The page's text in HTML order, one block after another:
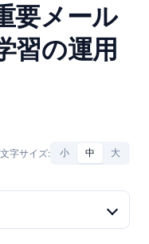
要メール
習の運用
文字サイズ: 小 中 大